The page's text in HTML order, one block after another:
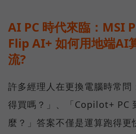
AI PC 時代來臨：MSI
Flip AI+ 如何用地端AI
流?
許多經理人在更換電腦時常問
得買嗎？」、「Copilot+ PC
麼？」答案不僅是運算跑得更